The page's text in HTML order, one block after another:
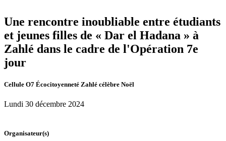
Une rencontre inoubliable entre étudiants
et jeunes filles de « Dar el Hadana » à
Zahlé dans le cadre de l'Opération 7e
jour
Cellule O7 Écocitoyenneté Zahlé célèbre Noël
Lundi 30 décembre 2024
Organisateur(s)